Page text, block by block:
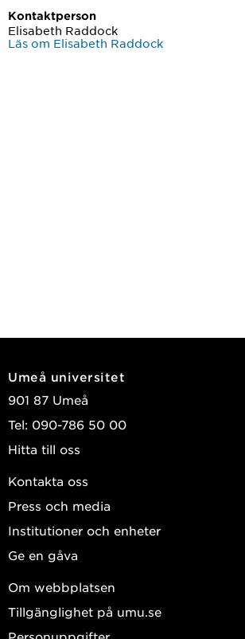
Kontaktperson
Elisabeth Raddock
Läs om Elisabeth Raddock
Umeå universitet
901 87 Umeå
Tel: 090-786 50 00
Hitta till oss
Kontakta oss
Press och media
Institutioner och enheter
Ge en gåva
Om webbplatsen
Tillgänglighet på umu.se